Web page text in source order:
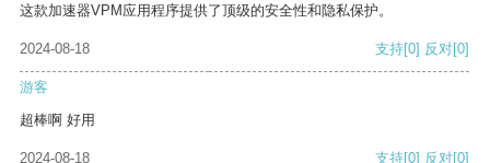
这款加速器VPM应用程序提供了顶级的安全性和隐私保护。
2024-08-18 支持[0] 反对[0]
游客
超棒啊 好用
2024-08-18 支持[0] 反对[0]